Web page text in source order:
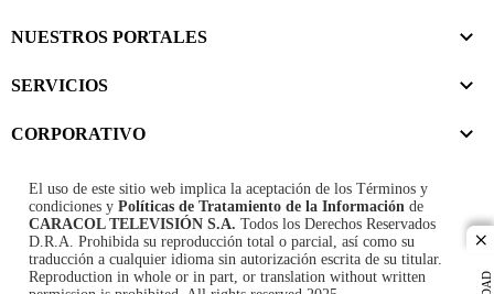
NUESTROS PORTALES
SERVICIOS
CORPORATIVO
El uso de este sitio web implica la aceptación de los Términos y
condiciones y Políticas de Tratamiento de la Información de
CARACOL TELEVISIÓN S.A. Todos los Derechos Reservados
D.R.A. Prohibida su reproducción total o parcial, así como su
traducción a cualquier idioma sin autorización escrita de su titular.
Reproduction in whole or in part, or translation without written